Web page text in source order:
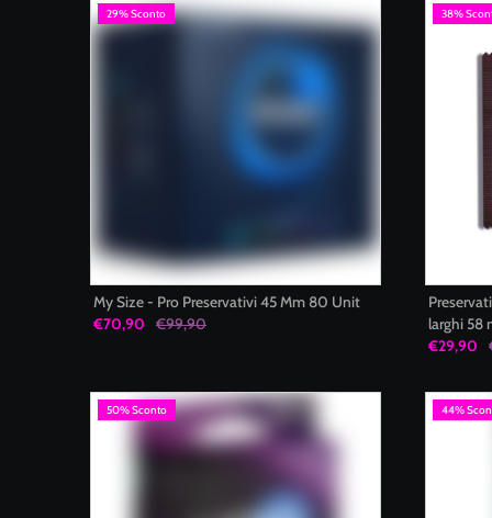
29% Sconto
My Size - Pro Preservativi 45 Mm 80 Unit
€70,90
€99,90
38%
larghi 58
€29,90
50% Sconto 44%